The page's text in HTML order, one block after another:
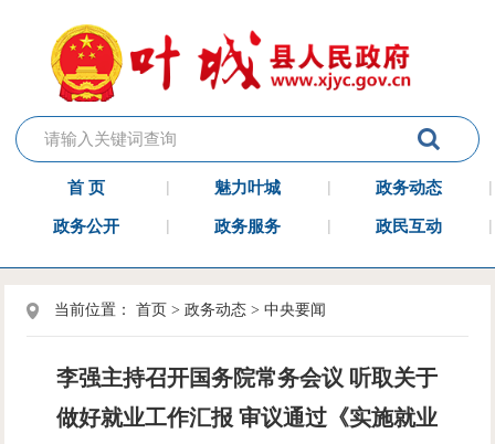
首 页 魅力叶城 政务动态
政务公开 政务服务 政民互动
当前位置：首页 >政务动态 >中央要闻
李强主持召开国务院常务会议 听取关于
做好就业工作汇报 审议通过《实施就业